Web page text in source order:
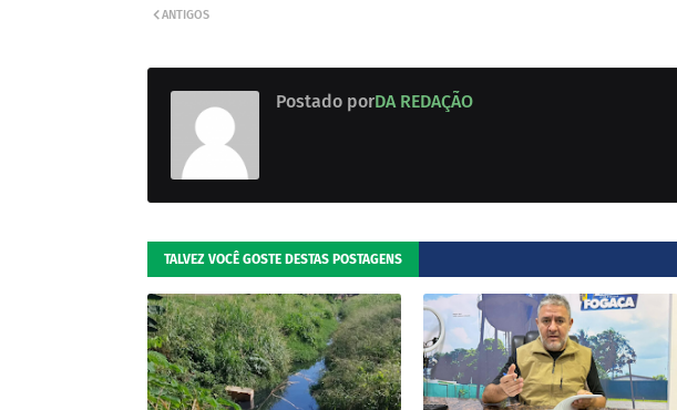
ANTIGOS
Postado porDA REDAÇÃO
TALVEZ VOCÊ GOSTE DESTAS POSTAGENS